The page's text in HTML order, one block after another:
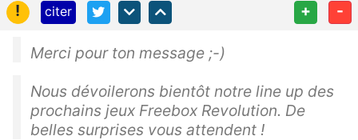
!
citer + -
Merci pour ton message ;-)
Nous dévoilerons bientôt notre line up des
prochains jeux Freebox Revolution. De
belles surprises vous attendent !